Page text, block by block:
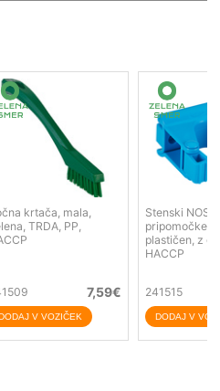
krtača, mala,
TRDA, PP,
7,59€
Stenski
pripomočke,
plastičen, z
HACCP
241515